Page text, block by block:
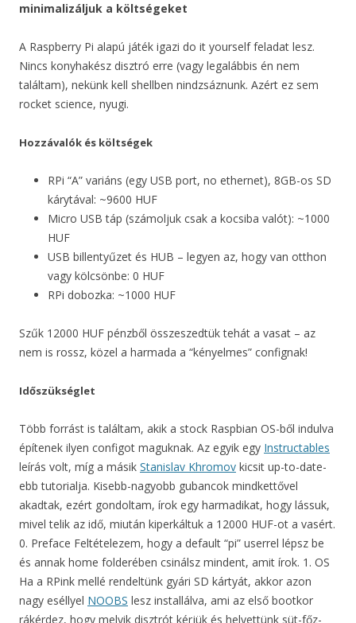
minimalizáljuk a költségeket
A Raspberry Pi alapú játék igazi do it yourself feladat lesz.
Nincs konyhakész disztró erre (vagy legalábbis én nem
találtam), nekünk kell shellben nindzsáznunk. Azért ez sem
rocket science, nyugi.
Hozzávalók és költségek
RPi “A” variáns (egy USB port, no ethernet), 8GB-os SD
kárytával: ~9600 HUF
Micro USB táp (számoljuk csak a kocsiba valót): ~1000
HUF
USB billentyűzet és HUB – legyen az, hogy van otthon
vagy kölcsönbe: 0 HUF
RPi dobozka: ~1000 HUF
Szűk 12000 HUF pénzből összeszedtük tehát a vasat – az
nem is rossz, közel a harmada a “kényelmes” confignak!
Időszükséglet
Több forrást is találtam, akik a stock Raspbian OS-ből indulva
építenek ilyen configot maguknak. Az egyik egy Instructables
leírás volt, míg a másik Stanislav Khromov kicsit up-to-date-
ebb tutorialja. Kisebb-nagyobb gubancok mindkettővel
akadtak, ezért gondoltam, írok egy harmadikat, hogy lássuk,
mivel telik az idő, miután kiperkáltuk a 12000 HUF-ot a vasért.
0. Preface Feltételezem, hogy a default “pi” userrel lépsz be
és annak home folderében csinálsz mindent, amit írok. 1. OS
Ha a RPink mellé rendeltünk gyári SD kártyát, akkor azon
nagy eséllyel NOOBS lesz installálva, ami az első bootkor
rákérdez, hogy melyik disztrót kérjük és helyettünk süt-főz-